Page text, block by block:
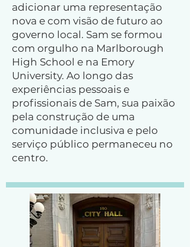
adicionar uma representação
nova e com visão de futuro ao
governo local. Sam se formou
com orgulho na Marlborough
High School e na Emory
University. Ao longo das
experiências pessoais e
profissionais de Sam, sua paixão
pela construção de uma
comunidade inclusiva e pelo
serviço público permaneceu no
centro.